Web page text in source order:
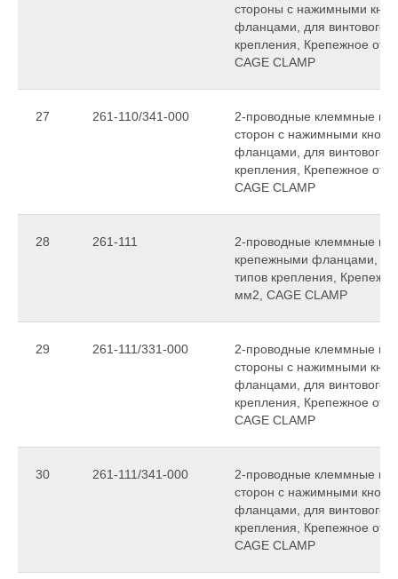
стороны с нажимными
фланцами, для винтового
крепления, Крепежное
CAGE CLAMP
27 261-110/341-000
2-проводные клеммные
сторон с нажимными
фланцами, для винтового
крепления, Крепежное
CAGE CLAMP
28 261-111
2-проводные клеммные
крепежными фланцами,
типов крепления,
мм2, CAGE CLAMP
29 261-111/331-000
2-проводные клеммные
стороны с нажимными
фланцами, для винтового
крепления, Крепежное
CAGE CLAMP
30 261-111/341-000
2-проводные клеммные
сторон с нажимными
фланцами, для винтового
крепления, Крепежное
CAGE CLAMP